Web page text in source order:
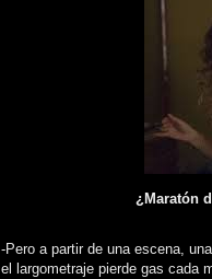
¿Maratón
-Pero a partir de una escena,
el largometraje pierde gas cada